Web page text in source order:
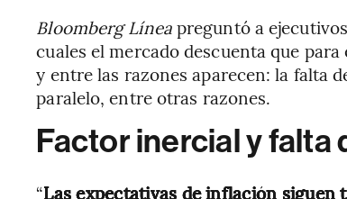
Bloomberg Líneapreguntó a
cuales el mercado descuenta que
y entre las razones aparecen: la falta
paralelo, entre otras razones.
Factor inercial y falta
“Las expectativas de inflación siguen